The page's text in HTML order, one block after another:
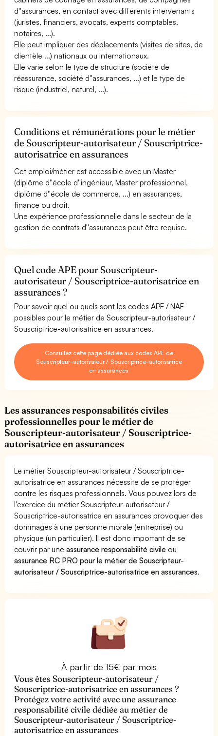
d''assurances, en contact avec différents intervenants
(juristes, financiers, avocats, experts comptables,
notaires, ...).
Elle peut impliquer des déplacements (visites de sites, de
clientèle ...) nationaux ou internationaux.
Elle varie selon le type de structure (société de
réassurance, société d''assurances, ...) et le type de
risque (industriel, naturel, ...).
Conditions et rémunérations pour le métier
de Souscripteur-autorisateur / Souscriptrice-
autorisatrice en assurances
Cet emploi/métier est accessible avec un Master
(diplôme d''école d''ingénieur, Master professionnel,
diplôme d''école de commerce, ...) en assurances,
finance ou droit.
Une expérience professionnelle dans le secteur de la
gestion de contrats d''assurances peut être requise.
Quel code APE pour Souscripteur-
autorisateur / Souscriptrice-autorisatrice en
assurances ?
Pour savoir quel ou quels sont les codes APE / NAF
possibles pour le métier de Souscripteur-autorisateur /
Souscriptrice-autorisatrice en assurances.
Consultez cette page dédiée aux codes APE de
Souscripteur-autorisateur / Souscriptrice-autorisatrice
en assurances
Les assurances responsabilités civiles
professionnelles pour le métier de
Souscripteur-autorisateur / Souscriptrice-
autorisatrice en assurances
Le métier Souscripteur-autorisateur / Souscriptrice-
autorisatrice en assurances nécessite de se protéger
contre les risques professionnels. Vous pouvez lors de
l'exercice du métier Souscripteur-autorisateur /
Souscriptrice-autorisatrice en assurances provoquer des
dommages à une personne morale (entreprise) ou
physique (un particulier). Il est donc important de se
couvrir par uneassurance responsabilité civile ou
assurance RC PRO pour le métier de Souscripteur-
autorisateur / Souscriptrice-autorisatrice en assurances.
À partir de 15€ par mois
Vous êtes Souscripteur-autorisateur /
Souscriptrice-autorisatrice en assurances ?
Protégez votre activité avec une assurance
responsabilité civile dédiée au métier de
Souscripteur-autorisateur / Souscriptrice-
autorisatrice en assurances